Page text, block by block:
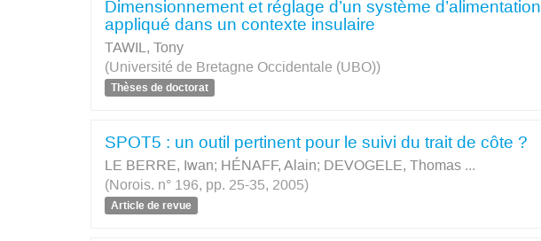
Dimensionnement et réglage d’un système
appliqué dans un contexte insulaire
TAWIL, Tony
(Université de Bretagne Occidentale (UBO))
Thèses de doctorat
SPOT5 : un outil pertinent pour le suivi du trait de côte ?
LE BERRE, Iwan; HÉNAFF, Alain; DEVOGELE, Thomas ...
(Norois. n° 196, pp. 25-35, 2005)
Article de revue